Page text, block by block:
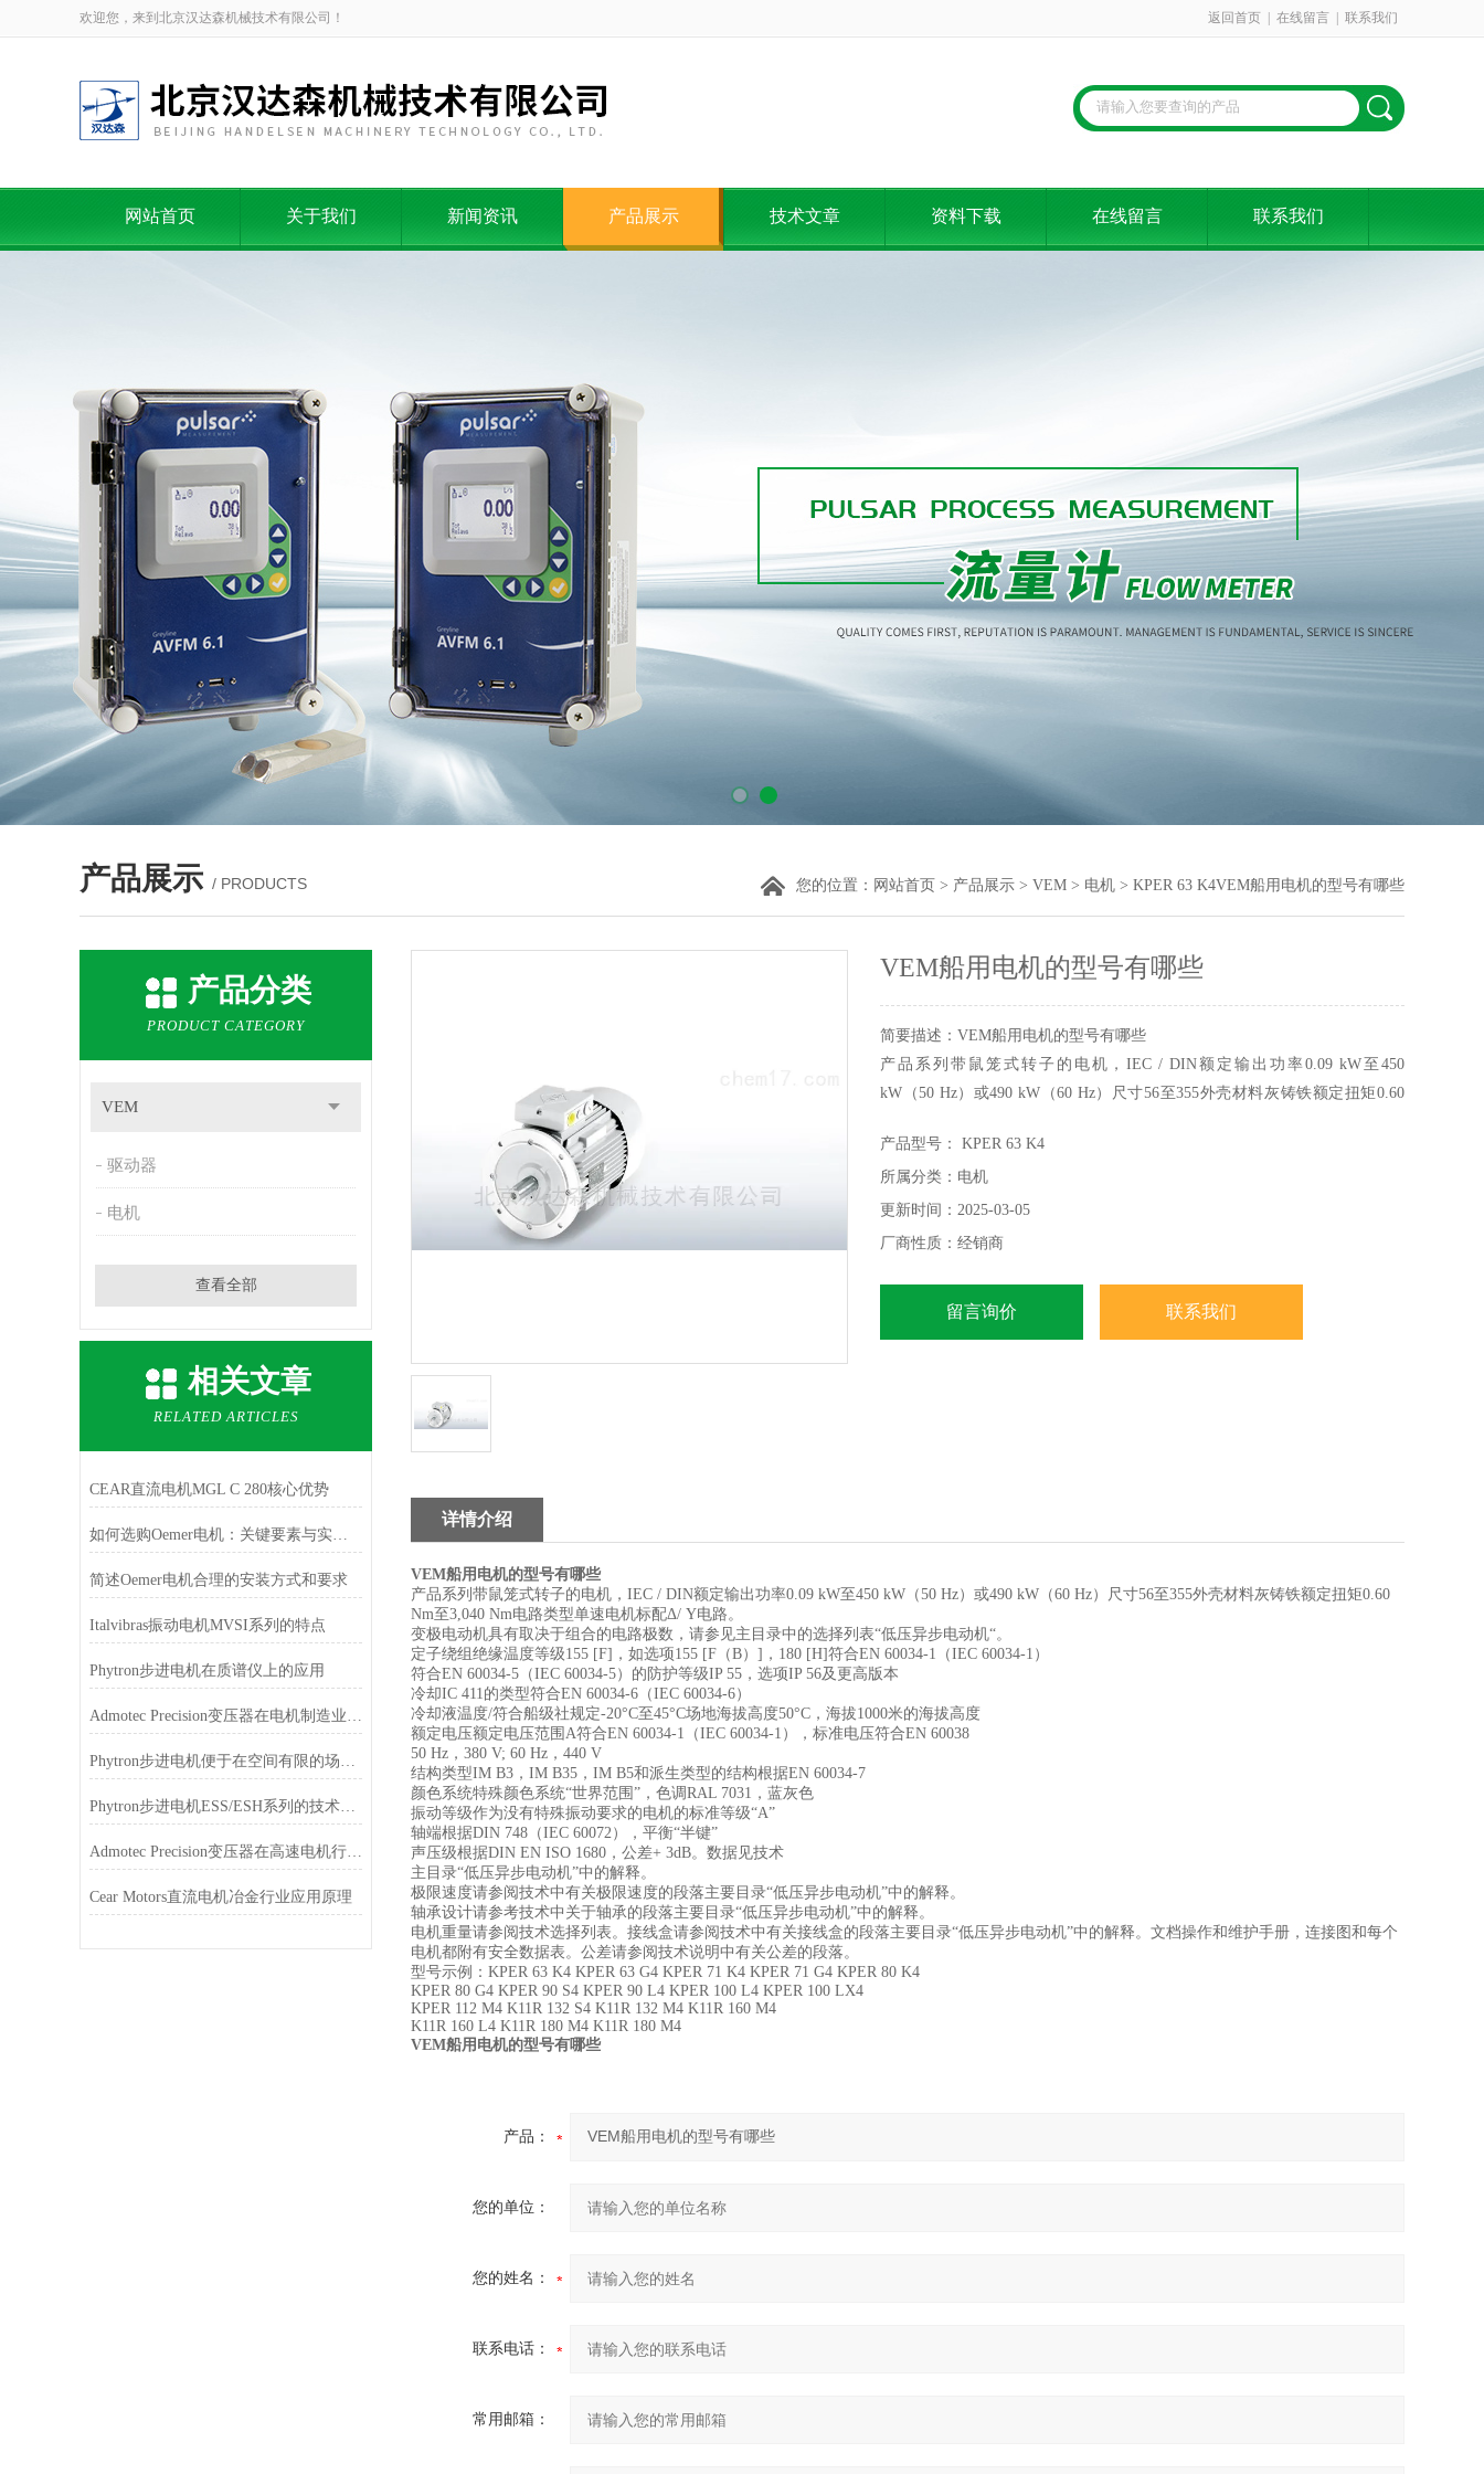
欢迎您，来到北京汉达森机械技术有限公司！ 返回首页 在线留言 联系我们
网站首页 关于我们 新闻资讯 产品展示 技术文章 资料下载 在线留言 联系我们
产品展示 / PRODUCTS 您的位置： 网站首页 > 产品展示 > VEM > 电机 > KPER 63 K4VEM船用电机的型号有哪些
产品分类
PRODUCT CATEGORY
VEM
驱动器
电机
查看全部
相关文章
RELATED ARTICLES
CEAR直流电机MGL C 280核心优势
如何选购Oemer电机：关键要素与实用建议
简述Oemer电机合理的安装方式和要求
Italvibras振动电机MVSI系列的特点
Phytron步进电机在质谱仪上的应用
Admotec Precision变压器在电机制造业的应用
Phytron步进电机便于在空间有限的场合安装和使用
Phytron步进电机ESS/ESH系列的技术特点
Admotec Precision变压器在高速电机行业的应用特点
Cear Motors直流电机冶金行业应用原理
VEM船用电机的型号有哪些
简要描述：VEM船用电机的型号有哪些
产品系列带鼠笼式转子的电机，IEC / DIN额定输出功率0.09 kW至450
kW（50 Hz）或490 kW（60 Hz）尺寸56至355外壳材料灰铸铁额定扭矩0.60
产品型号： KPER 63 K4
所属分类：电机
更新时间：2025-03-05
厂商性质：经销商
留言询价 联系我们
详情介绍
VEM船用电机的型号有哪些
产品系列带鼠笼式转子的电机，IEC / DIN额定输出功率0.09 kW至450 kW（50 Hz）或490 kW（60 Hz）尺寸56至355外壳材料灰铸铁额定扭矩0.60
Nm至3,040 Nm电路类型单速电机标配Δ/ Y电路。
变极电动机具有取决于组合的电路极数，请参见主目录中的选择列表“低压异步电动机“。
定子绕组绝缘温度等级155 [F]，如选项155 [F（B）]，180 [H]符合EN 60034-1（IEC 60034-1）
符合EN 60034-5（IEC 60034-5）的防护等级IP 55，选项IP 56及更高版本
冷却IC 411的类型符合EN 60034-6（IEC 60034-6）
冷却液温度/符合船级社规定-20°C至45°C场地海拔高度50°C，海拔1000米的海拔高度
额定电压额定电压范围A符合EN 60034-1（IEC 60034-1），标准电压符合EN 60038
50 Hz，380 V; 60 Hz，440 V
结构类型IM B3，IM B35，IM B5和派生类型的结构根据EN 60034-7
颜色系统特殊颜色系统“世界范围”，色调RAL 7031，蓝灰色
振动等级作为没有特殊振动要求的电机的标准等级“A”
轴端根据DIN 748（IEC 60072），平衡“半键”
声压级根据DIN EN ISO 1680，公差+ 3dB。数据见技术
主目录“低压异步电动机”中的解释。
极限速度请参阅技术中有关极限速度的段落主要目录“低压异步电动机”中的解释。
轴承设计请参考技术中关于轴承的段落主要目录“低压异步电动机”中的解释。
电机重量请参阅技术选择列表。接线盒请参阅技术中有关接线盒的段落主要目录“低压异步电动机”中的解释。文档操作和维护手册，连接图和每个
电机都附有安全数据表。公差请参阅技术说明中有关公差的段落。
型号示例：KPER 63 K4 KPER 63 G4 KPER 71 K4 KPER 71 G4 KPER 80 K4
KPER 80 G4 KPER 90 S4 KPER 90 L4 KPER 100 L4 KPER 100 LX4
KPER 112 M4 K11R 132 S4 K11R 132 M4 K11R 160 M4
K11R 160 L4 K11R 180 M4 K11R 180 M4
VEM船用电机的型号有哪些
产品：
您的单位：
您的姓名：
联系电话：
常用邮箱：